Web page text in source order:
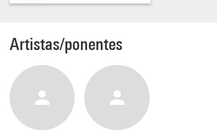
Artistas/ponentes